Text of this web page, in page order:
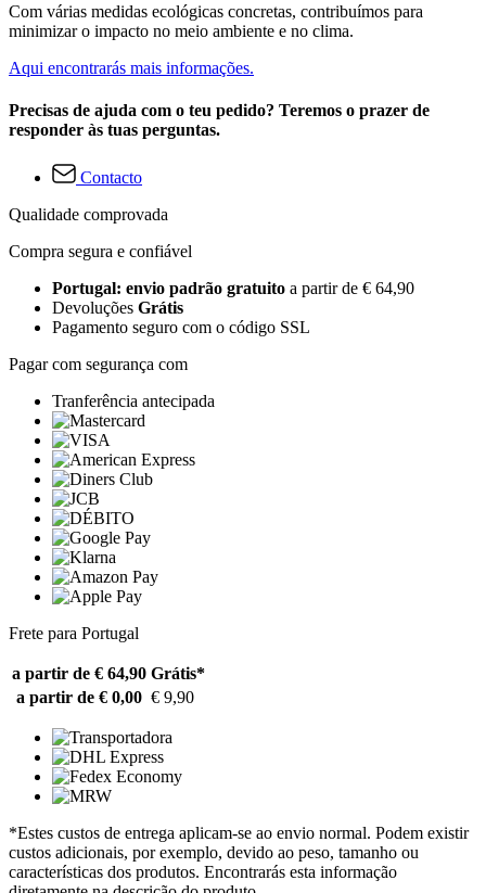
Com várias medidas ecológicas concretas, contribuímos para
minimizar o impacto no meio ambiente e no clima.
Aqui encontrarás mais informações.
Precisas de ajuda com o teu pedido? Teremos o prazer de
responder às tuas perguntas.
Contacto
Qualidade comprovada
Compra segura e confiável
Portugal: envio padrão gratuito a partir de € 64,90
Devoluções Grátis
Pagamento seguro com o código SSL
Pagar com segurança com
Tranferência antecipada
Frete para Portugal
a partir de € 64,90 Grátis*
a partir de € 0,00 € 9,90
*Estes custos de entrega aplicam-se ao envio normal. Podem existir
custos adicionais, por exemplo, devido ao peso, tamanho ou
características dos produtos. Encontrarás esta informação